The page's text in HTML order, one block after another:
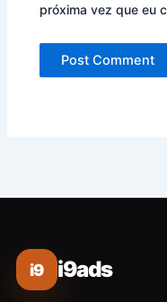
próxima vez que eu
i9 i9ads